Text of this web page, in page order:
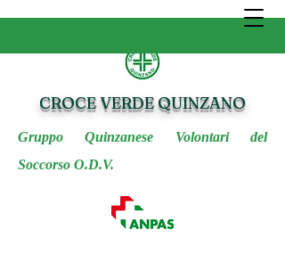
CROCE VERDE QUINZANO
Gruppo Quinzanese Volontari del
Soccorso O.D.V.